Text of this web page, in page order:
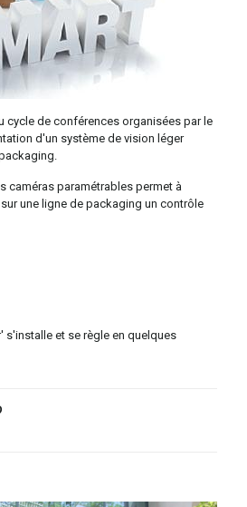
cycle de conférences organisées par le
d'un système de vision léger
caméras paramétrables permet à
une ligne de packaging un contrôle
s'installe et se règle en quelques